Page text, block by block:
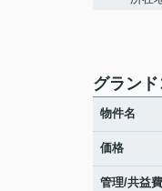
グラン
物件名
価格
管理/共益費